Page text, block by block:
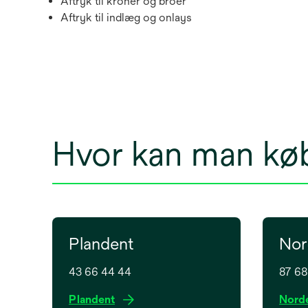
Aftryk til indlæg og onlays
Hvor kan man
Plandent
43 66 44 44
Plandento
87 68